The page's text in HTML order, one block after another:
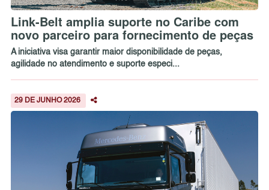
Link-Belt amplia suporte no Caribe com
novo parceiro para fornecimento de peças
A iniciativa visa garantir maior disponibilidade de peças,
agilidade no atendimento e suporte especi...
29 DE JUNHO 2026